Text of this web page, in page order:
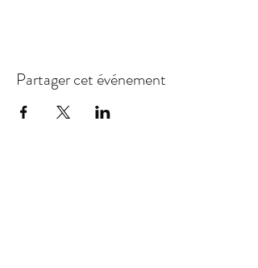
Partager cet événement